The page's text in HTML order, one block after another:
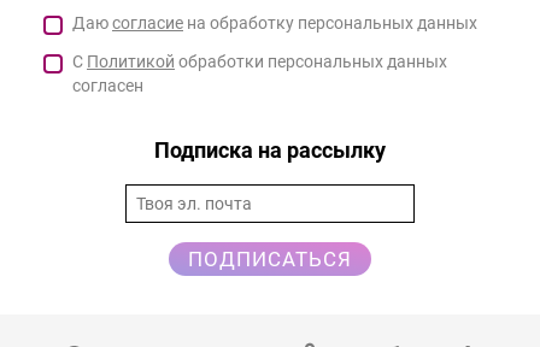
Даюсогласие на обработку персональных данных
С Политикой обработки персональных данных
согласен
Подписка на рассылку
ПОДПИСАТЬСЯ